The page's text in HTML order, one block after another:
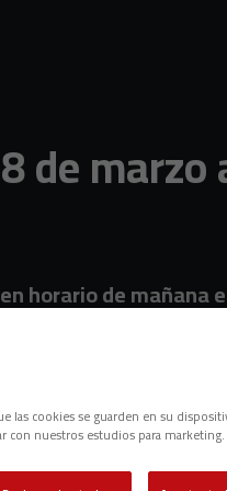
de
horario de mañana
las cookies se guarden en su
con nuestros estudios para marketing.